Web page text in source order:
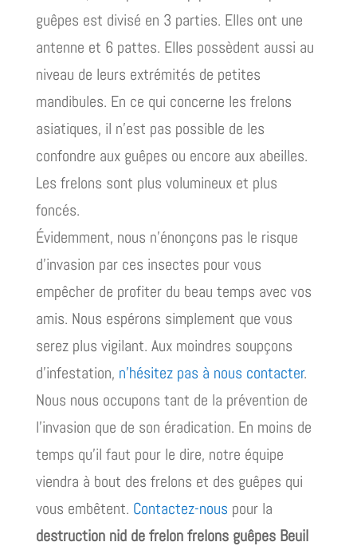
guêpes est divisé en 3 parties. Elles ont une
antenne et 6 pattes. Elles possèdent aussi au
niveau de leurs extrémités de petites
mandibules. En ce qui concerne les frelons
asiatiques, il n’est pas possible de les
confondre aux guêpes ou encore aux abeilles.
Les frelons sont plus volumineux et plus
foncés.
Évidemment, nous n’énonçons pas le risque
d’invasion par ces insectes pour vous
empêcher de profiter du beau temps avec vos
amis. Nous espérons simplement que vous
serez plus vigilant. Aux moindres soupçons
d’infestation, n’hésitez pas à nous contacter.
Nous nous occupons tant de la prévention de
l’invasion que de son éradication. En moins de
temps qu’il faut pour le dire, notre équipe
viendra à bout des frelons et des guêpes qui
vous embêtent. Contactez-nous pour la
destruction nid de frelon frelons guêpes Beuil